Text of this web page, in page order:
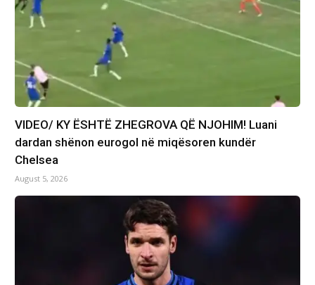
VIDEO/ KY ËSHTË ZHEGROVA QË NJOHIM! Luani
dardan shënon eurogol në miqësoren kundër
Chelsea
August 5, 2026